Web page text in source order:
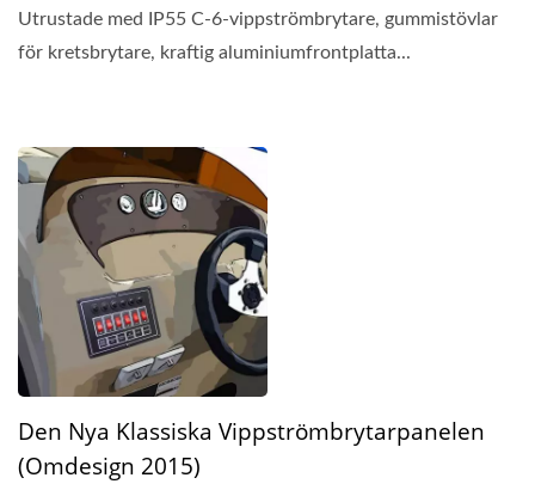
Utrustade med IP55 C-6-vippströmbrytare, gummistövlar
för kretsbrytare, kraftig aluminiumfrontplatta...
Den Nya Klassiska Vippströmbrytarpanelen
(omdesign 2015)